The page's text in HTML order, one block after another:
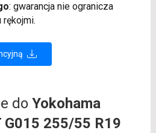
: gwarancja nie ogranicza
rękojmi.
do Yokohama
G015 255/55 R19